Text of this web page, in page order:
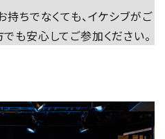
ちでなくても、イケシブがご
も安心してご参加ください。